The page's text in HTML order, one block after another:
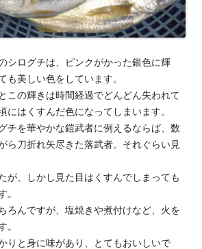
シログチは、ピンクがかった銀色に輝
も美しい色をしています。
この輝きは時間経過でどんどん失われて
にはくすんだ色になってしまいます。
チを華やかな鎧武者に例えるならば、数
ら刀折れ矢尽きた落武者。それぐらい見
が、しかし見た目はくすんでしまっても
。
ろんですが、塩焼きや煮付けなど、火を
。
りと身に味があり、とてもおいしいで